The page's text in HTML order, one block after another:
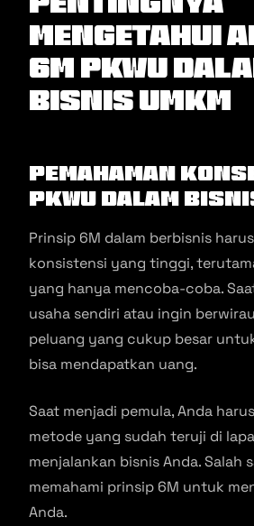
Mengetahui
6M PKWU
Bisnis UMKM
Pemahaman
PKWU dalam
Prinsip 6M dalam berbisnis
konsistensi yang tinggi,
yang hanya mencoba-coba.
usaha sendiri atau ingin
peluang yang cukup besar
bisa mendapatkan uang.
Saat menjadi pemula, Anda
metode yang sudah teruji di
menjalankan bisnis Anda. Salah
memahami prinsip 6M untuk
Anda.